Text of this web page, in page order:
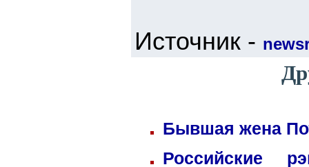
Источник -
Бывшая жена
Российские